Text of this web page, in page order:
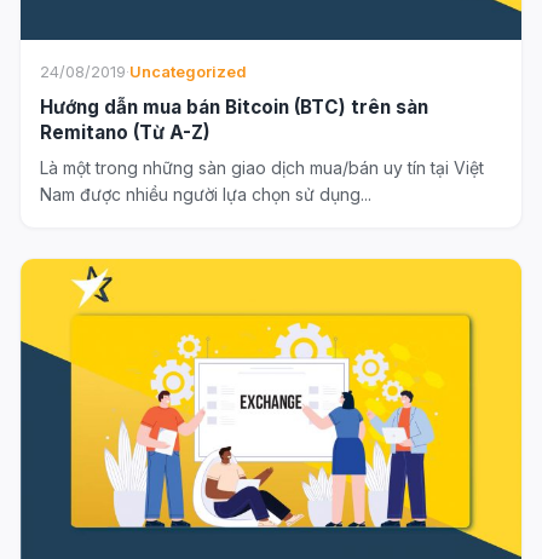
24/08/2019·Uncategorized
Hướng dẫn mua bán Bitcoin (BTC) trên sàn
Remitano (Từ A-Z)
Là một trong những sàn giao dịch mua/bán uy tín tại Việt
Nam được nhiều người lựa chọn sử dụng...